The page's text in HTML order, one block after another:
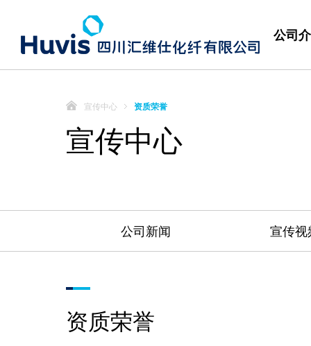
公司
宣传中心 资质荣誉
宣传中心
公司新闻 宣传视
资质荣誉